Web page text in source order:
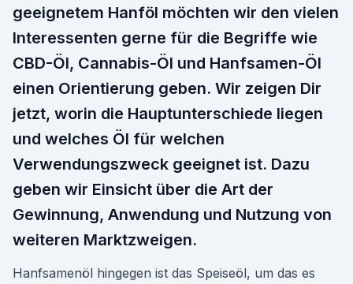
geeignetem Hanföl möchten wir den vielen
Interessenten gerne für die Begriffe wie
CBD-Öl, Cannabis-Öl und Hanfsamen-Öl
einen Orientierung geben. Wir zeigen Dir
jetzt, worin die Hauptunterschiede liegen
und welches Öl für welchen
Verwendungszweck geeignet ist. Dazu
geben wir Einsicht über die Art der
Gewinnung, Anwendung und Nutzung von
weiteren Marktzweigen.
Hanfsamenöl hingegen ist das Speiseöl, um das es